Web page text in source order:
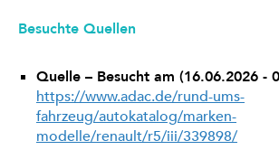
Besuchte Quellen
Quelle – Besucht am (16.06.2026 -
https://www.adac.de/rund-ums-
fahrzeug/autokatalog/marken-
modelle/renault/r5/iii/339898/